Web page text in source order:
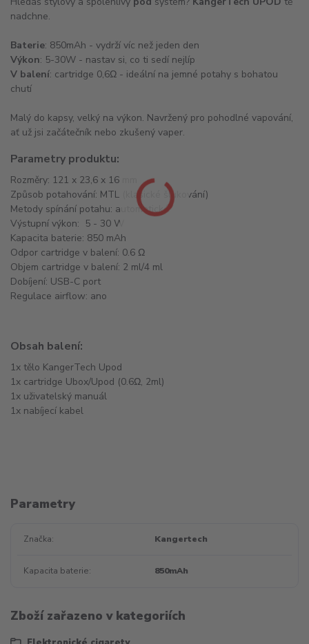
nadchne.
Baterie: 850mAh - vydrží víc než jeden den
Výkon: 5-30W - nastav si, co ti sedí nejlíp
V balení: cartridge 0,6Ω - ideální na jemné potahy s bohatou
chutí
Malý do kapsy, velký na výkon. Navržený pro pohodlné vapování,
ať už jsi začátečník nebo zkušený vaper.
Parametry produktu:
Rozměry: 121 x 23,6 x 16 mm
Způsob potahování: MTL (klasické šlukování)
Metody spínání potahu: automatické
Výstupní výkon: 5 - 30 W
Kapacita baterie: 850 mAh
Odpor cartridge v balení: 0.6 Ω
Objem cartridge v balení: 2 ml/4 ml
Dobíjení: USB-C port
Regulace airflow: ano
Obsah balení:
1x tělo KangerTech Upod
1x cartridge Ubox/Upod (0.6Ω, 2ml)
1x uživatelský manuál
1x nabíjecí kabel
Parametry
Značka Kangertech
Kapacita baterie 850mAh
Zboží zařazeno v kategoriích